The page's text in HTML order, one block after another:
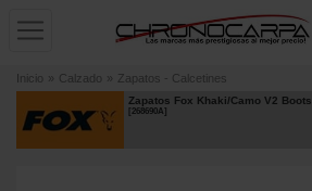
Inicio » Calzado » Zapatos - Calcetines
Zapatos Fox Khaki/Camo V2 Boots
[268690A]